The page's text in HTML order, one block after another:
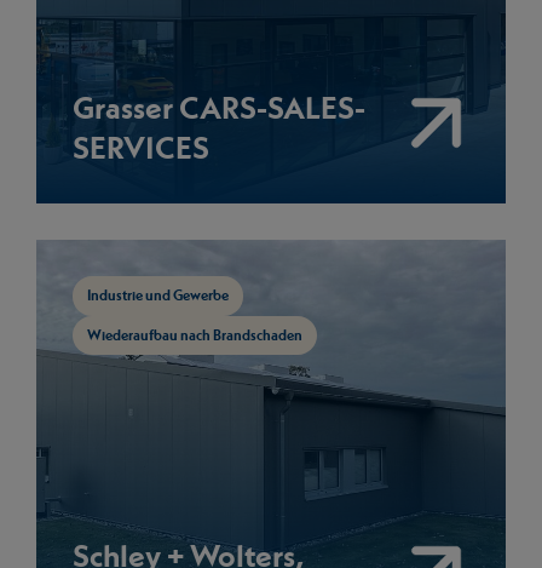
Grasser CARS-SALES-
SERVICES
Industrie und Gewerbe
Wiederaufbau nach Brandschaden
Schley + Wolters,
Mehr anzeigen